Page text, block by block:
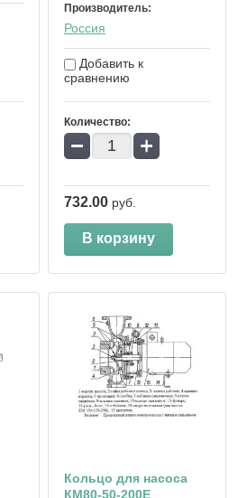
Производитель:
Россия
Добавить к
сравнению
Количество:
− +
732.00 руб.
В корзину
Кольцо для насоса
КМ80-50-200Е